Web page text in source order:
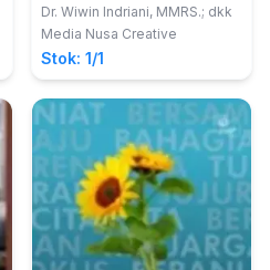
Dr. Wiwin Indriani, MMRS.; dkk
Media Nusa Creative
Stok: 1/1